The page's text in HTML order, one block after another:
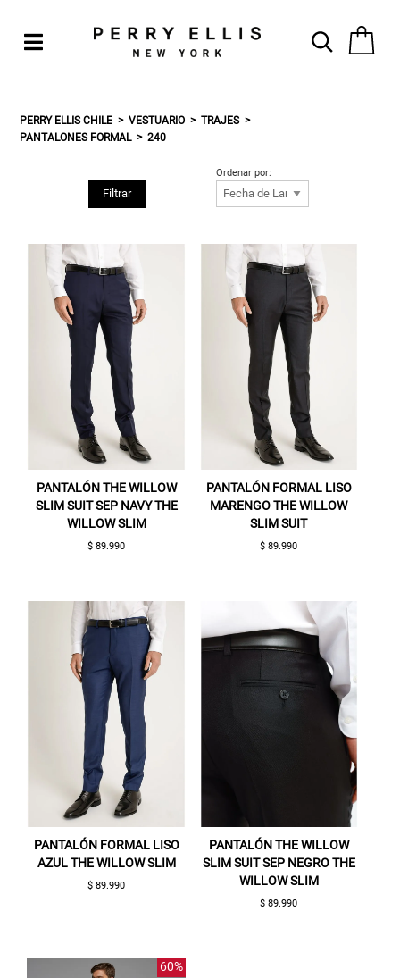
PERRY ELLIS CHILE VESTUARIO
TRAJES
PANTALONES FORMAL
240
Filtrar
Ordenar por:
PANTALÓN THE WILLOW
SLIM SUIT SEP NAVY THE
WILLOW SLIM
$ 89.990
PANTALÓN FORMAL LISO
MARENGO THE WILLOW
SLIM SUIT
$ 89.990
PANTALÓN FORMAL LISO
AZUL THE WILLOW SLIM
$ 89.990
PANTALÓN THE WILLOW
SLIM SUIT SEP NEGRO THE
WILLOW SLIM
$ 89.990
60%